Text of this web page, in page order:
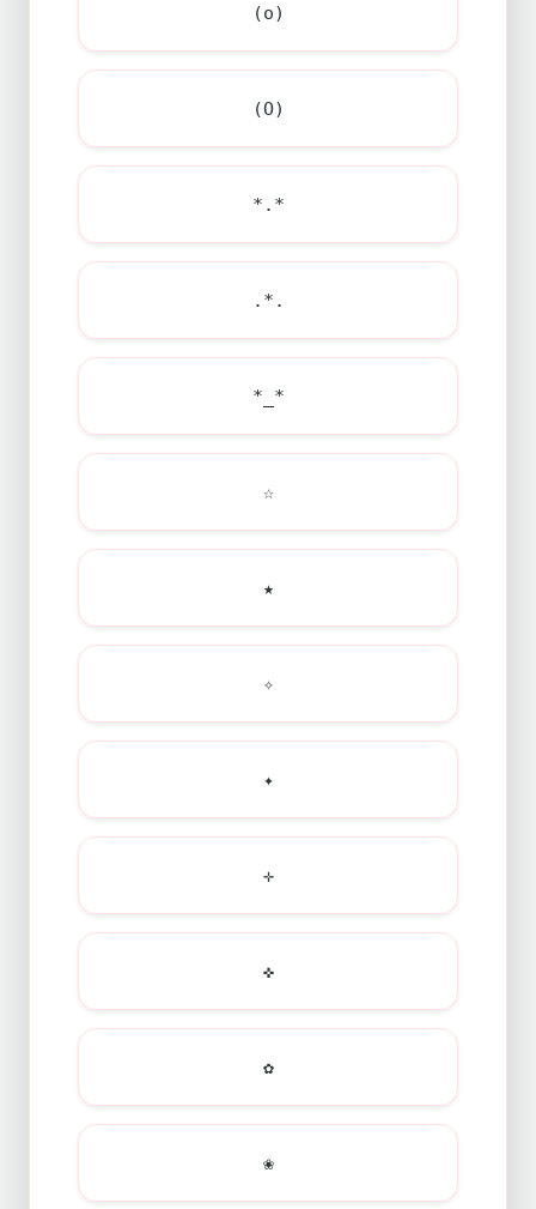
(o)
(O)
*.*
.*.
*_*
☆
★
✧
✦
✛
✜
✿
❀